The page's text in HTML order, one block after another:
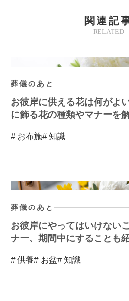
RELATED
関連記
葬儀のあと
お彼岸に供える花は何がよ
に飾る花の種類やマナーを
# お布施# 知識
葬儀のあと
お彼岸にやってはいけない
ナー、期間中にすることも
# 供養# お盆# 知識